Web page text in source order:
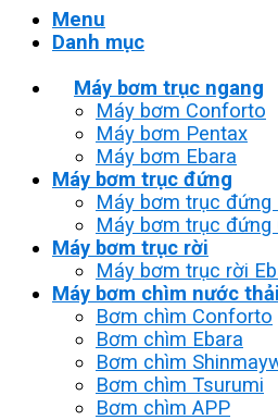
Menu
Danh mục
Máy bơm trục ngang
Máy bơm Conforto
Máy bơm Pentax
Máy bơm Ebara
Máy bơm trục đứng
Máy bơm trục đứng
Máy bơm trục đứng
Máy bơm trục rời
Máy bơm trục rời
Máy bơm chìm nước thải
Bơm chìm Conforto
Bơm chìm Ebara
Bơm chìm
Bơm chìm Tsurumi
Bơm chìm APP